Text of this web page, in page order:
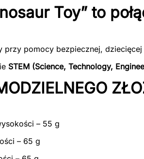
Toy” to
przy pomocy bezpiecznej,
STEM (Science, Technology,
– 55 g
– 65 g